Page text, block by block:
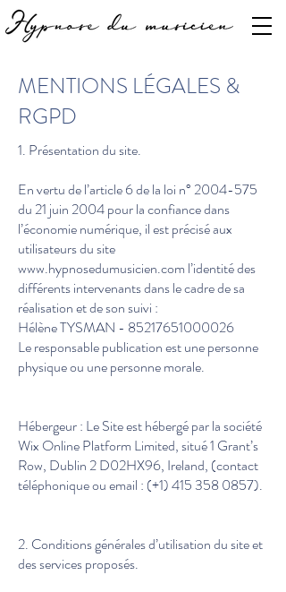
MENTIONS LÉGALES &
RGPD
1. Présentation du site.
En vertu de l’article 6 de la loi n° 2004-575
du 21 juin 2004 pour la confiance dans
l’économie numérique, il est précisé aux
utilisateurs du site
www.hypnosedumusicien.com l’identité des
différents intervenants dans le cadre de sa
réalisation et de son suivi :
Hélène TYSMAN - 85217651000026
Le responsable publication est une personne
physique ou une personne morale.
Hébergeur : Le Site est hébergé par la société
Wix Online Platform Limited, situé 1 Grant’s
Row, Dublin 2 D02HX96, Ireland, (contact
téléphonique ou email : (+1)415 358 0857).
2. Conditions générales d’utilisation du site et
des services proposés.